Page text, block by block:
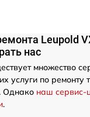
Leupold
нас
множество
услуги по ремонту
Однако наш сервис-
.